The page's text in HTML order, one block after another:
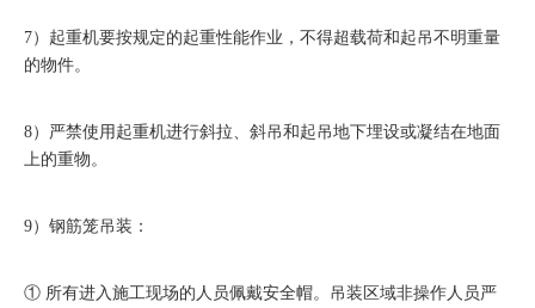
7）起重机要按规定的起重性能作业，不得超载荷和起吊不明重量
的物件。
8）严禁使用起重机进行斜拉、斜吊和起吊地下埋设或凝结在地面
上的重物。
9）钢筋笼吊装：
① 所有进入施工现场的人员佩戴安全帽。吊装区域非操作人员严